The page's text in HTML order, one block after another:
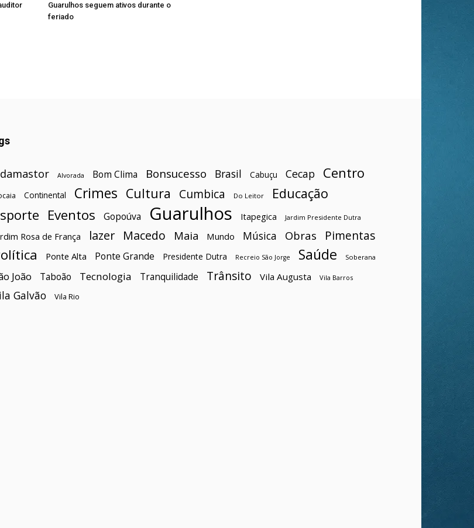
Guarulhos seguem ativos durante o
feriado
Alvorada Bom Clima Bonsucesso Brasil Cabuçu Cecap Centro
Continental Crimes Cultura Cumbica Do Leitor Educação
Eventos Gopoúva Guarulhos Itapegica Jardim Presidente Dutra
Rosa de França lazer Macedo Maia Mundo Música Obras Pimentas
Ponte Alta Ponte Grande Presidente Dutra Recreio São Jorge Saúde Soberana
João Taboão Tecnologia Tranquilidade Trânsito Vila Augusta Vila Barros
Galvão Vila Rio